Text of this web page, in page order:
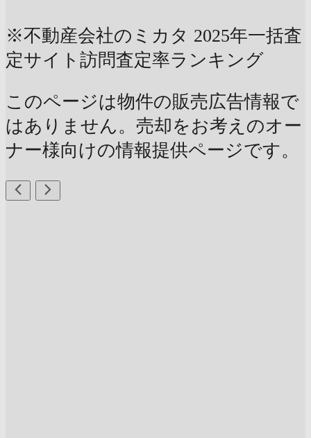
※不動産会社のミカタ 2025年一括査
定サイト訪問査定率ランキング
このページは物件の販売広告情報で
はありません。売却をお考えのオー
ナー様向けの情報提供ページです。